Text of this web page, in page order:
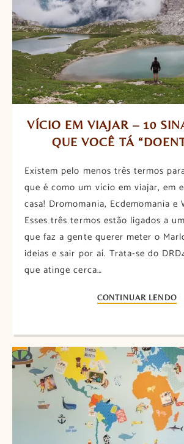
VÍCIO EM VIAJAR – 10
QUE VOCÊ TÁ
Existem pelo menos três termos
que é como um vício em viajar, em
casa! Dromomania, Ecdemomania e
Esses três termos estão ligados a
que faz a gente querer meter o
ideias e sair por aí. Trata-se do
que atinge cerca…
CONTINUAR LENDO